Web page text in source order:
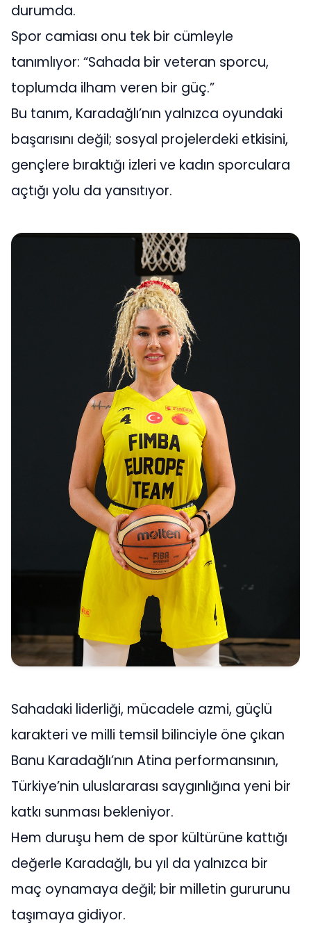
durumda.
Spor camiası onu tek bir cümleyle
tanımlıyor: “Sahada bir veteran sporcu,
toplumda ilham veren bir güç.”
Bu tanım, Karadağlı’nın yalnızca oyundaki
başarısını değil; sosyal projelerdeki etkisini,
gençlere bıraktığı izleri ve kadın sporculara
açtığı yolu da yansıtıyor.
Sahadaki liderliği, mücadele azmi, güçlü
karakteri ve milli temsil bilinciyle öne çıkan
Banu Karadağlı’nın Atina performansının,
Türkiye’nin uluslararası saygınlığına yeni bir
katkı sunması bekleniyor.
Hem duruşu hem de spor kültürüne kattığı
değerle Karadağlı, bu yıl da yalnızca bir
maç oynamaya değil; bir milletin gururunu
taşımaya gidiyor.